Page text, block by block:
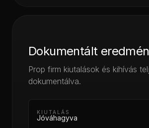
Dokumentált
Prop firm kiutalások és kihívás
dokumentálva.
KIUTALÁS
Jóváhagyva